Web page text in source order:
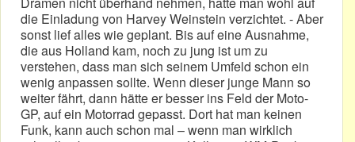
die Einladung von Harvey Weinstein verzichtet. - Aber
sonst lief alles wie geplant. Bis auf eine Ausnahme,
die aus Holland kam, noch zu jung ist um zu
verstehen, dass man sich seinem Umfeld schon ein
wenig anpassen sollte. Wenn dieser junge Mann so
weiter fährt, dann hätte er besser ins Feld der Moto-
GP, auf ein Motorrad gepasst. Dort hat man keinen
Funk, kann auch schon mal – wenn man wirklich